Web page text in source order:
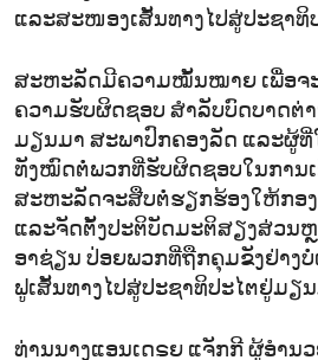
ແລະສະໜອງເສັ້ນທາງໄປສູ່ປະຊາທິປ
ສະຫະລັດມີຄວາມໝັ້ນໝາຍ ເພື່ອຈ
ຄວາມຮັບຜິດຊອບ ສຳລັບບົດບາດຕ່
ມຽນມາ ສະພາປົກຄອງລັດ ແລະ
ທັງໝົດຕໍ່ພວກທີ່ຮັບຜິດຊອບໃນການ
ສະຫະລັດຈະສືບຕໍ່ຮຽກຮ້ອງໃຫ້ກ
ແລະຈັດຕັ້ງປະຕິບັດມະຕິສຽງສ່ວນ
ອາຊ່ຽນ ປ່ອຍພວກທີ່ຖືກຄຸມຂັງຢ່າງ
ຟູເສັ້ນທາງໄປສູ່ປະຊາທິປະໄຕຢູ່ມຽ
ທ່ານນາງແອນເດຣຍ ແຈັກກີ ຜູ້ອຳນ